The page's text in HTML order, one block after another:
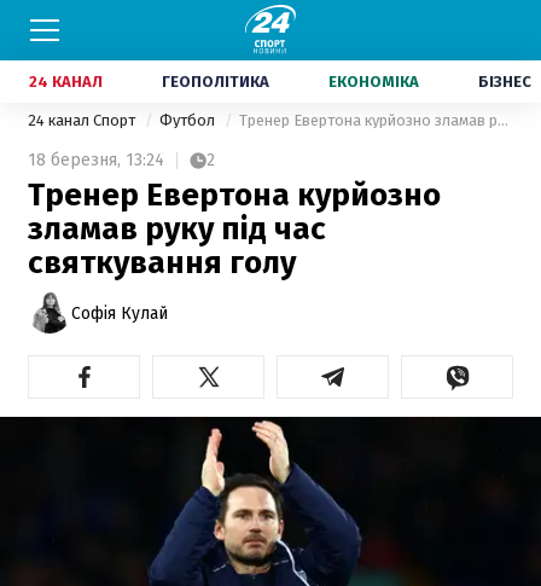
24 КАНАЛ ГЕОПОЛІТИКА ЕКОНОМІКА БІЗНЕС
24 канал Спорт Футбол Тренер Евертона курйозно зламав руку під час святкування голу
18 березня, 13:24 2
Тренер Евертона курйозно
зламав руку під час
святкування голу
Софія Кулай